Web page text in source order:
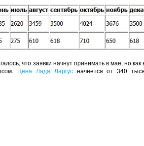
что заявки начнут принимать в мае, но как
Цена Лада Ларгусначнется от 340